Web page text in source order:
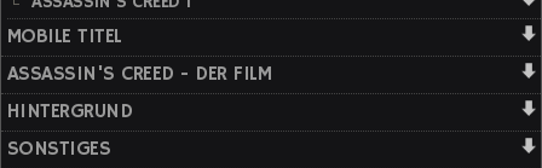
MOBILE TITEL
ASSASSIN'S CREED - DER FILM
HINTERGRUND
SONSTIGES